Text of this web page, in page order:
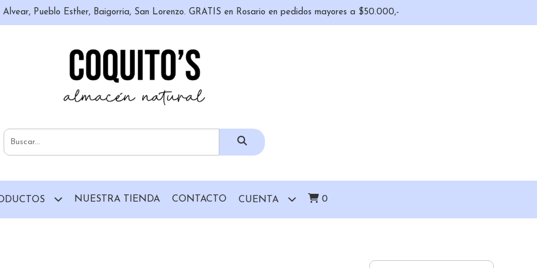
Alvear, Pueblo Esther, Baigorria, San Lorenzo. GRATIS en Rosario en pedidos mayores a $50.000,-
NUESTRA TIENDA CONTACTO CUENTA 0